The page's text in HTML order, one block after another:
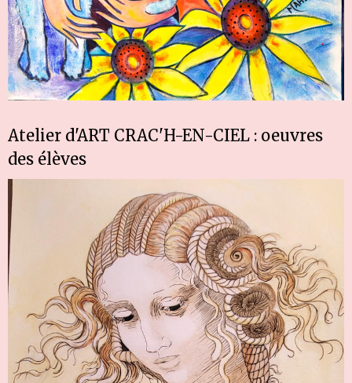
Atelier d'ART CRAC'H-EN-CIEL : oeuvres
des élèves